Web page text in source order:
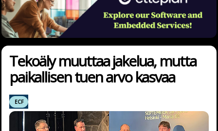
Tekoäly muuttaa jakelua, mutta
paikallisen tuen arvo kasvaa
ECF